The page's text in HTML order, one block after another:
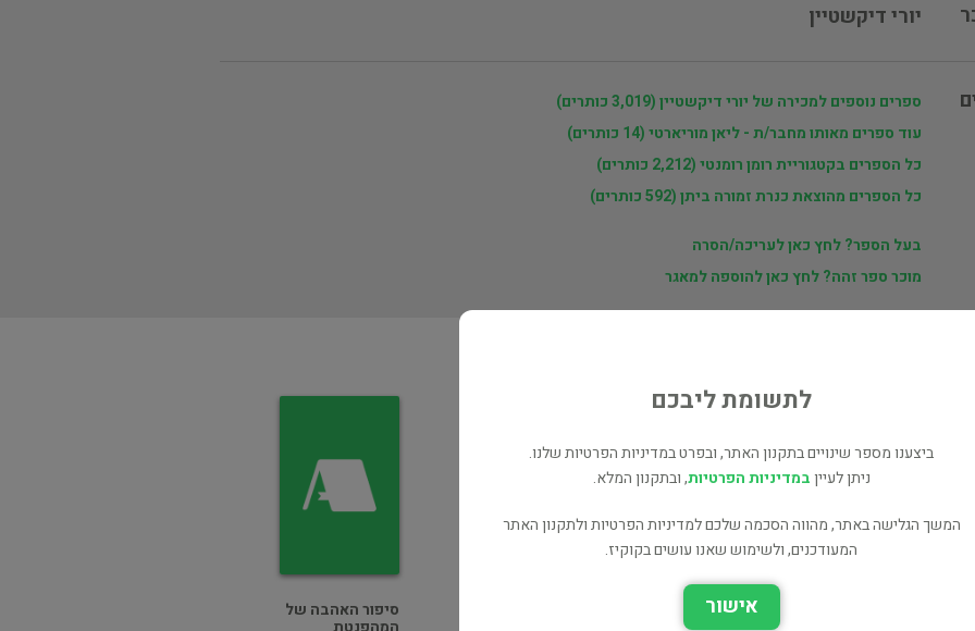
יורי דיקשטיין
ספרים נוספים למכירה של יורי דיקשטיין (3,019 כותרים)
עוד ספרים מאותו מחבר/ת - ליאן מוריארטי (14 כותרים)
כל הספרים בקטגוריית רומן רומנטי (2,212 כותרים)
כל הספרים מהוצאת כנרת זמורה ביתן (592 כותרים)
בעל הספר? לחץ כאן לעריכה/הסרה
מוכר ספר זהה? לחץ כאן להוספה למאגר
סיפור האהבה של
לתשומת ליבכם
ביצענו מספר שינויים בתקנון האתר, ובפרט במדיניות הפרטיות שלנו.
ניתן לעייןבמדיניות הפרטיות, ובתקנון המלא.
המשך הגלישה באתר, מהווה הסכמה שלכם למדיניות הפרטיות ולתקנון האתר
המעודכנים, ולשימוש שאנו עושים בקוקיז.
אישור